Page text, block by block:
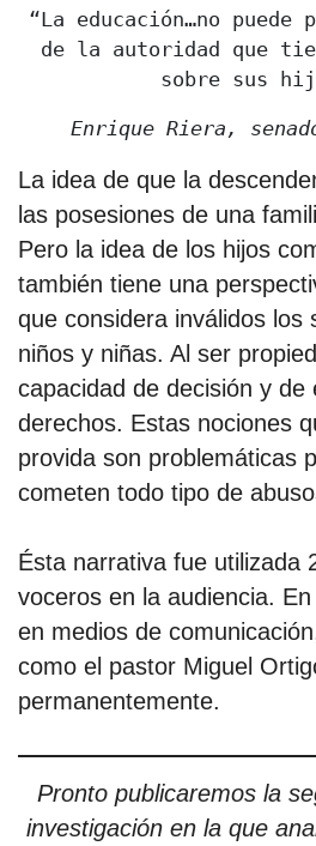
“La educación…no puede
de la autoridad que
sobre sus
Enrique Riera,
La idea de que la
las posesiones de una
Pero la idea de los hijos
también tiene una
que considera inválidos los
niños y niñas. Al ser
capacidad de decisión y de
derechos. Estas nociones
provida son problemáticas
cometen todo tipo de
Ésta narrativa fue utilizada
voceros en la audiencia.
en medios de
como el pastor Miguel
permanentemente.
Pronto publicaremos la
investigación en la que